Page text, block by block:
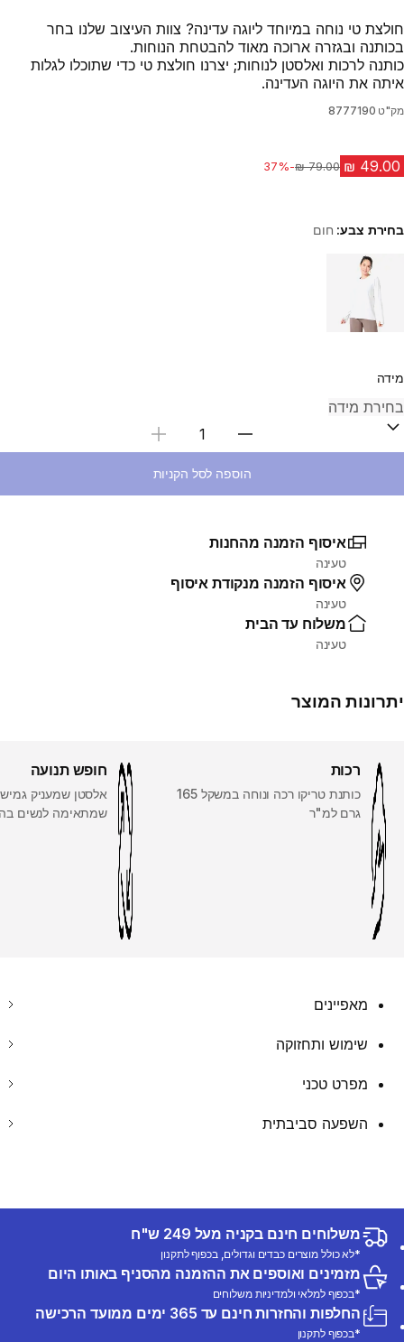
חולצת טי נוחה במיוחד ליוגה עדינה? צוות העיצוב שלנו בחר
בכותנה ובגזרה ארוכה מאוד להבטחת הנוחות.
כותנה לרכות ואלסטן לנוחות; יצרנו חולצת טי כדי שתוכלו לגלות
איתה את היוגה העדינה.
מק"ט 8777190
מחיר לפני הנחה
-37%
בחירת צבע: חום
Choose a variant
מידה
בחירת כמות
הוספה לסל הקניות
איסוף הזמנה מהחנות
טעינה
איסוף הזמנה מנקודת איסוף
טעינה
משלוח עד הבית
טעינה
יתרונות המוצר
רכות
כותנת טריקו רכה ונוחה במשקל 165
גרם למ"ר
חופש תנועה
אלסטן שמעניק
שמתאימה לנשים
מאפיינים
שימוש ותחזוקה
מפרט טכני
השפעה סביבתית
משלוחים חינם בקניה מעל 249 ש"ח
*לא כולל מוצרים כבדים וגדולים, בכפוף לתקנון
מזמינים ואוספים את ההזמנה מהסניף באותו היום
*בכפוף למלאי ולמדיניות משלוחים
החלפות והחזרות חינם עד 365 ימים ממועד הרכישה
*בכפוף לתקנון